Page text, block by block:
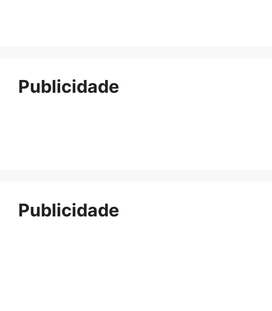
Publicidade
Publicidade